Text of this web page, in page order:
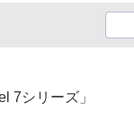
7シリーズ」